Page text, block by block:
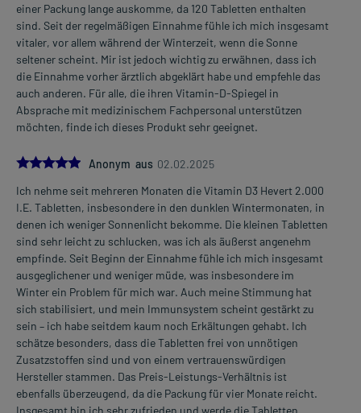
einer Packung lange auskomme, da 120 Tabletten enthalten
sind. Seit der regelmäßigen Einnahme fühle ich mich insgesamt
vitaler, vor allem während der Winterzeit, wenn die Sonne
seltener scheint. Mir ist jedoch wichtig zu erwähnen, dass ich
die Einnahme vorher ärztlich abgeklärt habe und empfehle das
auch anderen. Für alle, die ihren Vitamin-D-Spiegel in
Absprache mit medizinischem Fachpersonal unterstützen
möchten, finde ich dieses Produkt sehr geeignet.
5.0Anonym aus 02.02.2025
Ich nehme seit mehreren Monaten die Vitamin D3 Hevert 2.000
I.E. Tabletten, insbesondere in den dunklen Wintermonaten, in
denen ich weniger Sonnenlicht bekomme. Die kleinen Tabletten
sind sehr leicht zu schlucken, was ich als äußerst angenehm
empfinde. Seit Beginn der Einnahme fühle ich mich insgesamt
ausgeglichener und weniger müde, was insbesondere im
Winter ein Problem für mich war. Auch meine Stimmung hat
sich stabilisiert, und mein Immunsystem scheint gestärkt zu
sein – ich habe seitdem kaum noch Erkältungen gehabt. Ich
schätze besonders, dass die Tabletten frei von unnötigen
Zusatzstoffen sind und von einem vertrauenswürdigen
Hersteller stammen. Das Preis-Leistungs-Verhältnis ist
ebenfalls überzeugend, da die Packung für vier Monate reicht.
Insgesamt bin ich sehr zufrieden und werde die Tabletten